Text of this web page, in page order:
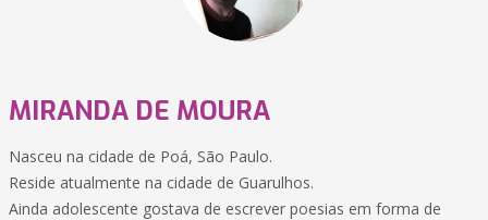
MIRANDA DE MOURA
Nasceu na cidade de Poá, São Paulo.
Reside atualmente na cidade de Guarulhos.
Ainda adolescente gostava de escrever poesias em forma de